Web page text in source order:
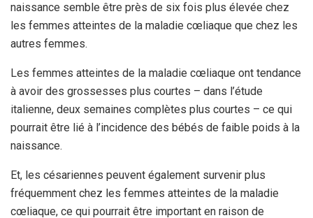
naissance semble être près de six fois plus élevée chez
les femmes atteintes de la maladie cœliaque que chez les
autres femmes.
Les femmes atteintes de la maladie cœliaque ont tendance
à avoir des grossesses plus courtes – dans l’étude
italienne, deux semaines complètes plus courtes – ce qui
pourrait être lié à l’incidence des bébés de faible poids à la
naissance.
Et, les césariennes peuvent également survenir plus
fréquemment chez les femmes atteintes de la maladie
cœliaque, ce qui pourrait être important en raison de